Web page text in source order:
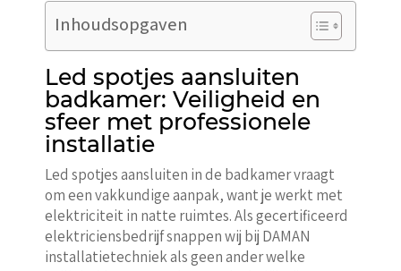
Inhoudsopgaven
Led spotjes aansluiten
badkamer: Veiligheid en
sfeer met professionele
installatie
Led spotjes aansluiten in de badkamer vraagt
om een vakkundige aanpak, want je werkt met
elektriciteit in natte ruimtes. Als gecertificeerd
elektriciensbedrijf snappen wij bij DAMAN
installatietechniek als geen ander welke